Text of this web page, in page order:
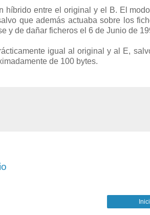
híbrido entre el original y el B. El
que además actuaba sobre los
y de dañar ficheros el 6 de Junio de
igual al original y al E,
de 100 bytes.